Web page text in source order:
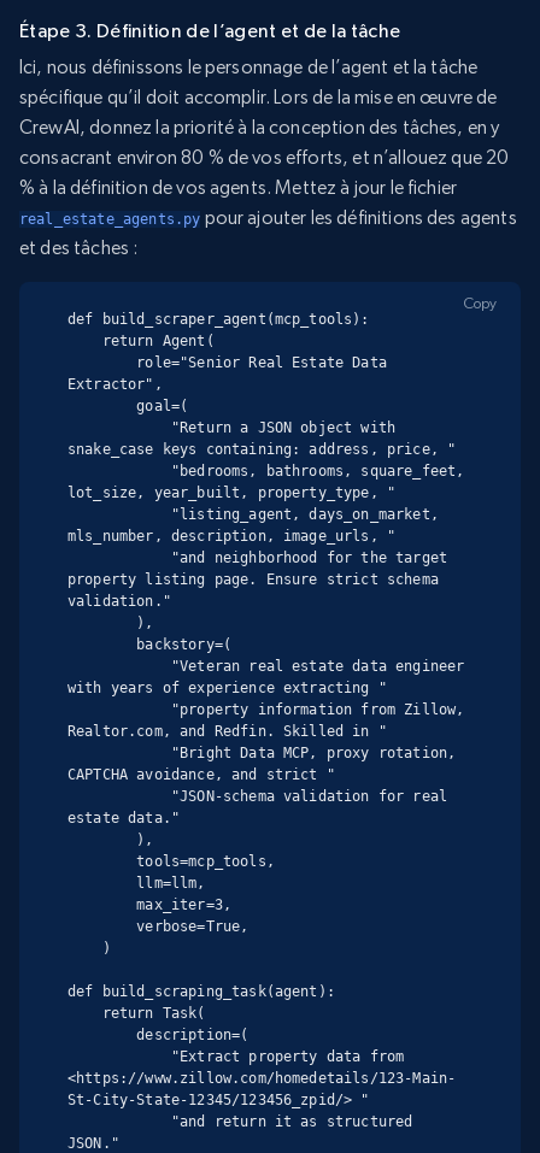
Étape 3. Définition de l’agent et de la tâche
Ici, nous définissons le personnage de l’agent et la tâche
spécifique qu’il doit accomplir. Lors de la mise en œuvre de
CrewAI, donnez la priorité à la conception des tâches, en y
consacrant environ 80 % de vos efforts, et n’allouez que 20
% à la définition de vos agents. Mettez à jour le fichier
real_estate_agents.py pour ajouter les définitions des agents
et des tâches :
def build_scraper_agent(mcp_tools):
Extractor",
        goal=(
snake_case keys containing: address, price, "
lot_size, year_built, property_type, "
mls_number, description, image_urls, "
property listing page. Ensure strict schema
validation."
with years of experience extracting "
Realtor.com, and Redfin. Skilled in "
CAPTCHA avoidance, and strict "
estate data."
        tools=mcp_tools,
        max_iter=3,
        verbose=True,
def build_scraping_task(agent):
        description=(
<https://www.zillow.com/homedetails/123-Main-
St-City-State-12345/123456_zpid/> "
JSON."
Copy